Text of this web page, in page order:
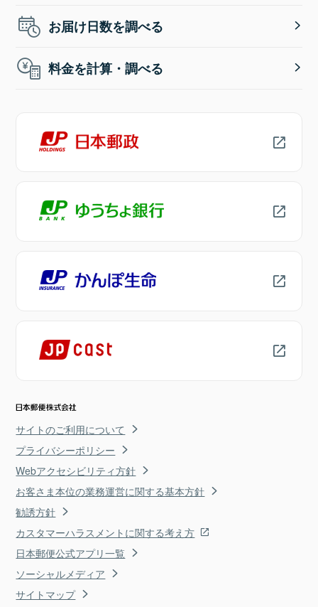
お届け日数を調べる
料金を計算・調べる
サイトのご利用について
プライバシーポリシー
Webアクセシビリティ方針
お客さま本位の業務運営に関する基本方針
勧誘方針
カスタマーハラスメントに関する考え方
日本郵便公式アプリ一覧
ソーシャルメディア
サイトマップ